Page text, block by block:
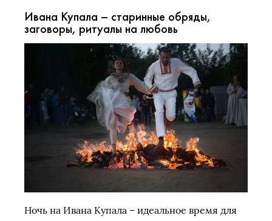
Ивана Купала – старинные обряды,
заговоры, ритуалы на любовь
Ночь на Ивана Купала – идеальное время для